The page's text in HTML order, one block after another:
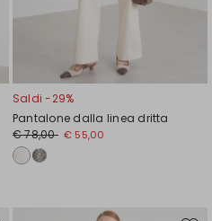
Saldi -29%
Pantalone dalla linea dritta
€ 78,00 € 55,00